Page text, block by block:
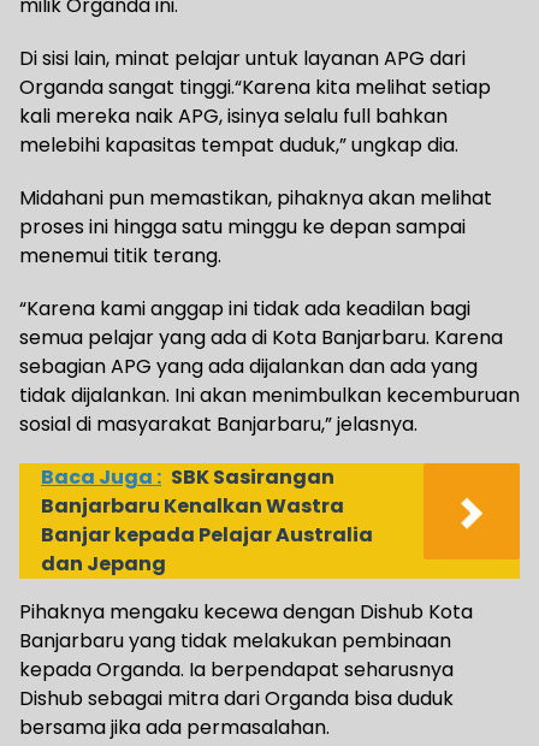
milik Organda ini.
Di sisi lain, minat pelajar untuk layanan APG dari
Organda sangat tinggi.“Karena kita melihat setiap
kali mereka naik APG, isinya selalu full bahkan
melebihi kapasitas tempat duduk,” ungkap dia.
Midahani pun memastikan, pihaknya akan melihat
proses ini hingga satu minggu ke depan sampai
menemui titik terang.
“Karena kami anggap ini tidak ada keadilan bagi
semua pelajar yang ada di Kota Banjarbaru. Karena
sebagian APG yang ada dijalankan dan ada yang
tidak dijalankan. Ini akan menimbulkan kecemburuan
sosial di masyarakat Banjarbaru,” jelasnya.
Baca Juga : SBK Sasirangan
Banjarbaru Kenalkan Wastra
Banjar kepada Pelajar Australia
dan Jepang
Pihaknya mengaku kecewa dengan Dishub Kota
Banjarbaru yang tidak melakukan pembinaan
kepada Organda. Ia berpendapat seharusnya
Dishub sebagai mitra dari Organda bisa duduk
bersama jika ada permasalahan.